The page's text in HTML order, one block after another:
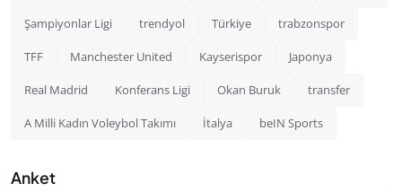
Şampiyonlar Ligi trendyol Türkiye trabzonspor
TFF Manchester United Kayserispor Japonya
Real Madrid Konferans Ligi Okan Buruk transfer
A Milli Kadın Voleybol Takımı İtalya beIN Sports
Anket